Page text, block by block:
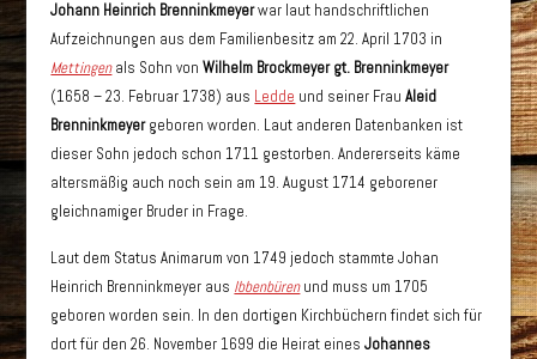
Johann Heinrich Brenninkmeyerwar laut handschriftlichen
Aufzeichnungen aus dem Familienbesitz am 22. April 1703 in
Mettingenals Sohn vonWilhelm Brockmeyer gt. Brenninkmeyer
(1658 – 23. Februar 1738) aus Ledde und seiner FrauAleid
Brenninkmeyergeboren worden. Laut anderen Datenbanken ist
dieser Sohn jedoch schon 1711 gestorben. Andererseits käme
altersmäßig auch noch sein am 19. August 1714 geborener
gleichnamiger Bruder in Frage.
Laut dem Status Animarum von 1749 jedoch stammte Johan
Heinrich Brenninkmeyer aus Ibbenbürenund muss um 1705
geboren worden sein. In den dortigen Kirchbüchern findet sich für
dort für den 26. November 1699 die Heirat einesJohannes